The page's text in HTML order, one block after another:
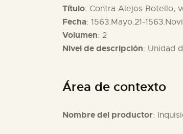
Título: Contra Alejos Botello,
Fecha: 1563.Mayo.21-
Volumen: 2
Nivel de descripción: Unidad
Área de contexto
Nombre del productor: